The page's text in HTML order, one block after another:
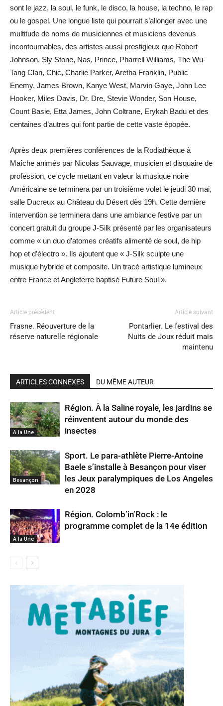
sont le jazz, la soul, le funk, le disco, la house, la techno, le rap
ou le gospel. Une longue liste qui pourrait s’allonger avec une
multitude de noms de musiciennes et musiciens devenus
incontournables, des artistes aussi prestigieux que Robert
Johnson, Sly Stone, Nas, Prince, Pharrell Williams, The Wu-
Tang Clan, Chic, Charlie Parker, Aretha Franklin, Public
Enemy, James Brown, Kanye West, Marvin Gaye, John Lee
Hooker, Miles Davis, Dr. Dre, Stevie Wonder, Son House,
Count Basie, Etta James, John Coltrane, Erykah Badu et des
centaines d’autres qui font partie de cette vaste épopée.
Après deux premières conférences de la Rodiathèque à
Maîche animés par Nicolas Sauvage, musicien et disquaire de
profession, ce cycle mettant en valeur la musique noire
Américaine se terminera par un troisième volet le jeudi 30 mai,
salle Ducreux au Château du Désert dès 19h. Cette dernière
intervention se terminera dans une ambiance festive par un
concert gratuit du groupe J-Silk présenté par les organisateurs
comme « un duo d’atomes créatifs alimenté de soul, de hip
hop et d’électro ». Ils ajoutent que « J-Silk sculpte une
musique hybride et composite. Un tracé artistique lumineux
entre France et Angleterre baptisé Future Soul ».
Article précédent
Frasne. Réouverture de la
réserve naturelle régionale
Article suivant
Pontarlier. Le festival des
Nuits de Joux réduit mais
maintenu
ARTICLES CONNEXES DU MÊME AUTEUR
A la Une
Région. À la Saline royale, les jardins se
réinventent autour du monde des
insectes
Besançon
Sport. Le para-athlète Pierre-Antoine
Baele s’installe à Besançon pour viser
les Jeux paralympiques de Los Angeles
en 2028
A la Une
Région. Colomb’in’Rock : le
programme complet de la 14e édition